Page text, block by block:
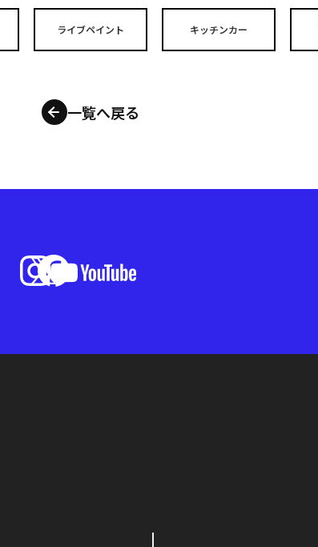
ライブペイント キッチンカー
一覧へ戻る